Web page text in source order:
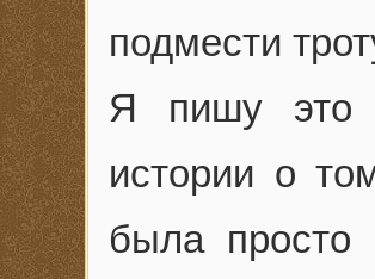
подмести
Я пишу это
истории о
была просто